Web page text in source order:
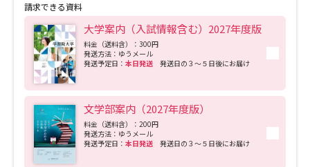
請求できる資料
大学案内（入試情報含む）2027年度版
料金（送料含）：300円
発送方法：ゆうメール
発送予定日： 本日発送 発送日の３～５日後にお届け
文学部案内（2027年度版）
料金（送料含）：200円
発送方法：ゆうメール
発送予定日： 本日発送 発送日の３～５日後にお届け